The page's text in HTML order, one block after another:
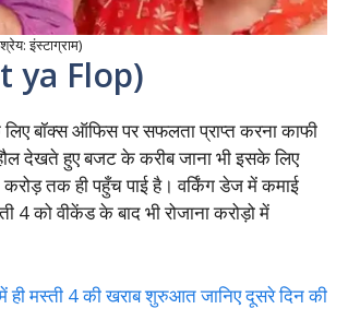
इंस्टाग्राम)
ya Flop)
बॉक्स ऑफिस पर सफलता प्राप्त करना काफी
देखते हुए बजट के करीब जाना भी इसके लिए
तक ही पहुँच पाई है। वर्किंग डेज में कमाई
4 को वीकेंड के बाद भी रोजाना करोड़ो में
मस्ती 4 की खराब शुरुआत जानिए दूसरे दिन की